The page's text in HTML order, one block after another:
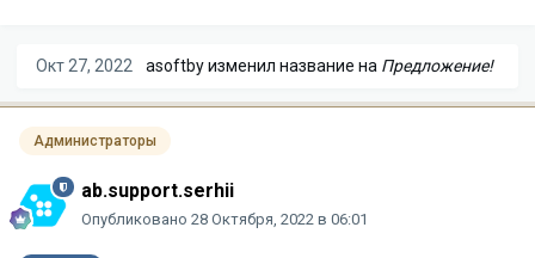
Окт 27, 2022 asoftbyизменил название на Предложение!
Администраторы
ab.support.serhii
Опубликовано 28 Октября, 2022 в 06:01